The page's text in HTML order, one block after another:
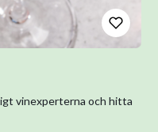
vinexperterna och hitta